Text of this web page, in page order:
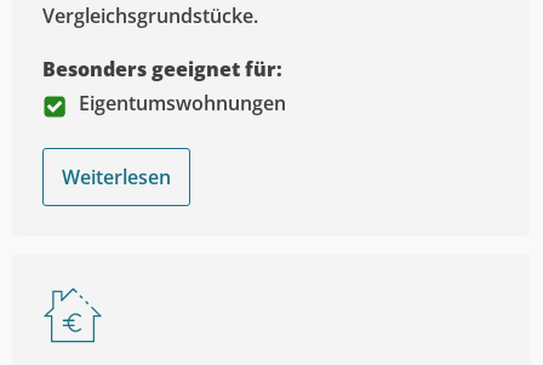
Vergleichsgrundstücke.
Besonders geeignet für:
Eigentumswohnungen
Weiterlesen